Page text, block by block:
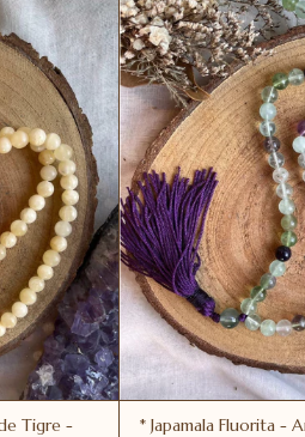
Tigre -
* Japamala Fluorita -